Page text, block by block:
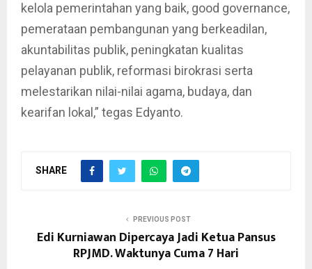
kelola pemerintahan yang baik, good governance,
pemerataan pembangunan yang berkeadilan,
akuntabilitas publik, peningkatan kualitas
pelayanan publik, reformasi birokrasi serta
melestarikan nilai-nilai agama, budaya, dan
kearifan lokal,” tegas Edyanto.
SHARE
PREVIOUS POST
Edi Kurniawan Dipercaya Jadi Ketua Pansus
RPJMD. Waktunya Cuma 7 Hari